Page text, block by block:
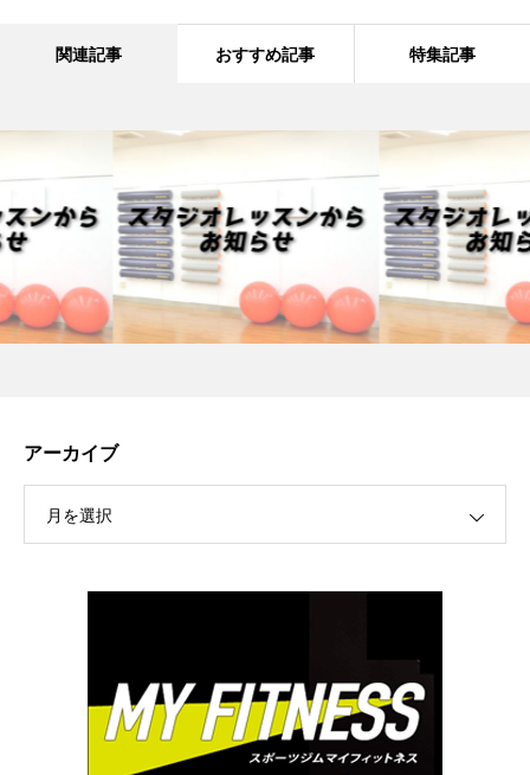
関連記事 おすすめ記事 特集記事
アーカイブ
月を選択